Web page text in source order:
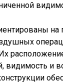
на
видимость и